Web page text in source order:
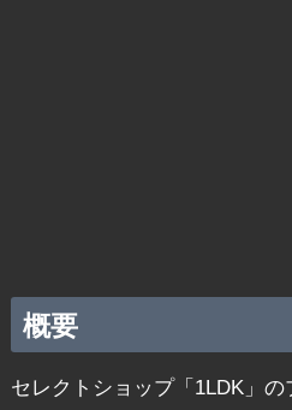
概要
セレクトショップ「1LDK」